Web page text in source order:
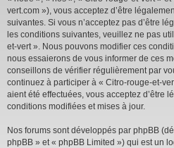
vert.com »), vous acceptez d’être
suivantes. Si vous n’acceptez pas d’être
les conditions suivantes, veuillez ne pas
et-vert ». Nous pouvons modifier ces
nous essaierons de vous informer de ces
conseillons de vérifier régulièrement par
continuez à participer à « Citro-rouge-et-
aient été effectuées, vous acceptez d’être
conditions modifiées et mises à jour.
Nos forums sont développés par phpBB
phpBB » et « phpBB Limited ») qui est un